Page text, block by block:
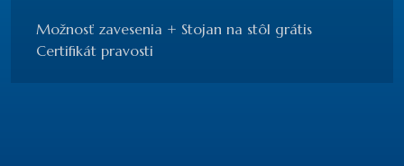
Možnosť zavesenia + Stojan na stôl grátis
Certifikát pravosti